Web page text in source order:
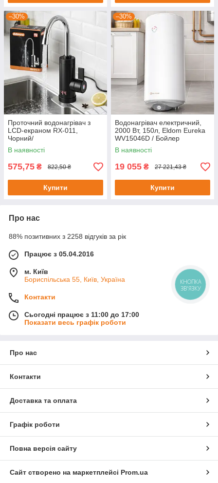
–30%
Проточний водонагрівач з
LCD-екраном RX-011,
Чорний/
Електроводонагрівач/Кран із
підігрівом води
В наявності
575,75 ₴ 822,50 ₴
Купити
–30%
Водонагрівач електричний,
2000 Вт, 150л, Eldom Eureka
WV15046D / Бойлер
електричний / Водонагрівач
побутовий
В наявності
19 055 ₴ 27 221,43 ₴
Купити
Про нас
88% позитивних з 2258 відгуків за рік
Працює з 05.04.2016
м. Київ
Бориспільська 55, Київ, Україна
Контакти
Сьогодні працює з 11:00 до 17:00
Показати весь графік роботи
Про нас
Контакти
Доставка та оплата
Графік роботи
Повна версія сайту
Сайт створено на маркетплейсі Prom.ua
КНОПКА
ЗВ'ЯЗКУ